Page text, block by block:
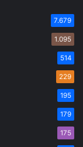
7.679
1.095
514
229
195
179
175